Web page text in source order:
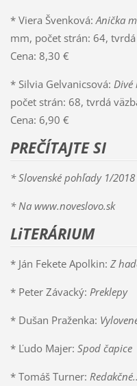
* Viera Švenková:Anička
mm, počet strán: 64,
Cena: 8,30 €
* Silvia Gelvanicsová: Divé
počet strán: 68, tvrdá
Cena: 6,90 €
PREČÍTAJTE SI
* Slovenské pohľady 1/2018
* Na www.noveslovo.sk
LiTERÁRIUM
* Ján Fekete Apolkin: Z
* Peter Závacký: Preklepy
* Dušan Praženka:
* Ľudo Majer: Spod čapice
* Tomáš Turner: